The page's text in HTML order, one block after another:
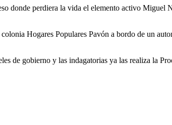
donde perdiera la vida el elemento activo Miguel
Hogares Populares Pavón a bordo de un
de gobierno y las indagatorias ya las realiza la